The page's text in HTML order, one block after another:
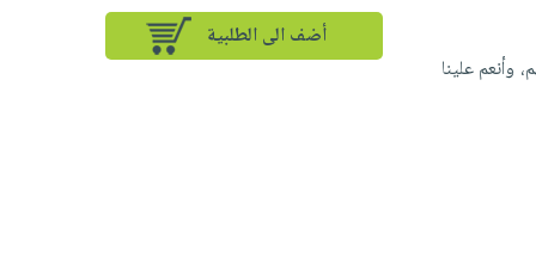
سبلهم، وأنعم علينا
أضف الى الطلبية